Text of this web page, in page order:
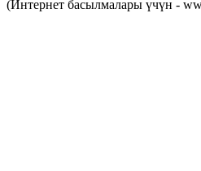
(Интернет басылмалары үчүн -